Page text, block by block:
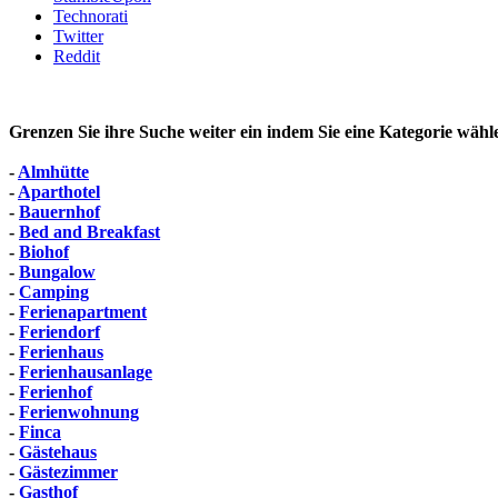
Technorati
Twitter
Reddit
Grenzen Sie ihre Suche weiter ein indem Sie eine Kategorie
- Almhütte
- Aparthotel
- Bauernhof
- Bed and Breakfast
- Biohof
- Bungalow
- Camping
- Ferienapartment
- Feriendorf
- Ferienhaus
- Ferienhausanlage
- Ferienhof
- Ferienwohnung
- Finca
- Gästehaus
- Gästezimmer
- Gasthof